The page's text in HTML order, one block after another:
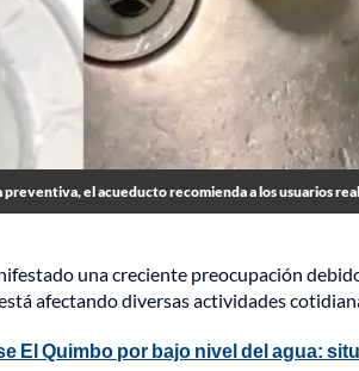
preventiva, el acueducto recomienda a los usuarios
una creciente preocupación
afectando diversas actividades
El Quimbo por bajo nivel del agua: